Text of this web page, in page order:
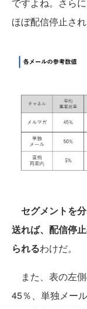
ほぼ配信停止さ
セグメントを
送れば、配信停
られるわけだ。
また、表の左
45％、単独メー